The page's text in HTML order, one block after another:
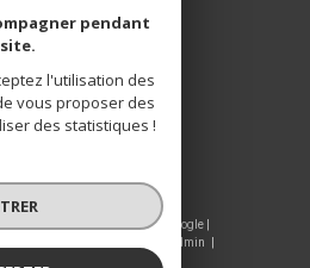
IMMOBILIER
CHANTELOUP
| Traduction powered by Google |
Admin
pendant
l'utilisation des
vous proposer des
des statistiques !